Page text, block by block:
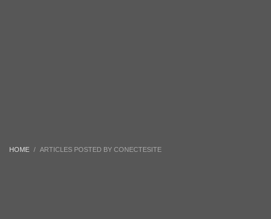
HOME ARTICLES POSTED BY CONECTESITE